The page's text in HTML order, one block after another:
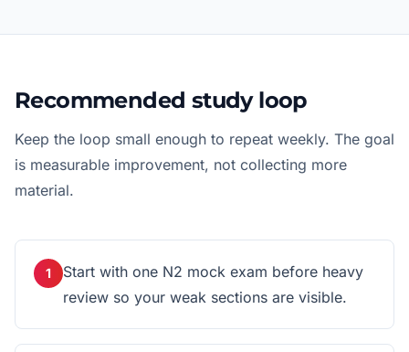
Recommended study loop
Keep the loop small enough to repeat weekly. The goal
is measurable improvement, not collecting more
material.
1
Start with one N2 mock exam before heavy
review so your weak sections are visible.